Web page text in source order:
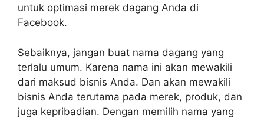
untuk optimasi merek dagang Anda di
Facebook.
Sebaiknya, jangan buat nama dagang yang
terlalu umum. Karena nama ini akan mewakili
dari maksud bisnis Anda. Dan akan mewakili
bisnis Anda terutama pada merek, produk, dan
juga kepribadian. Dengan memilih nama yang